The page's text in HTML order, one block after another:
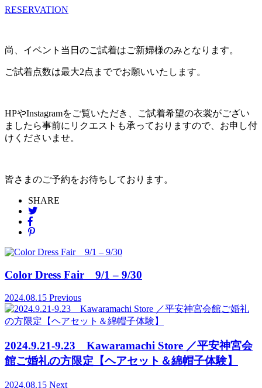
RESERVATION
尚、イベント当日のご試着はご新婦様のみとなります。
ご試着点数は最大2点まででお願いいたします。
HPやInstagramをご覧いただき、ご試着希望の衣裳がござい
ましたら事前にリクエストも承っておりますので、お申し付
けくださいませ。
皆さまのご予約をお待ちしております。
SHARE
Color Dress Fair 9/1 – 9/30
2024.08.15 Previous
2024.9.21-9.23 Kawaramachi Store ／平安神宮会
館ご婚礼の方限定【ヘアセット＆綿帽子体験】
2024.08.15 Next